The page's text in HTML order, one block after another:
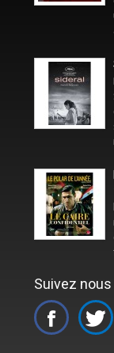
Suivez nous